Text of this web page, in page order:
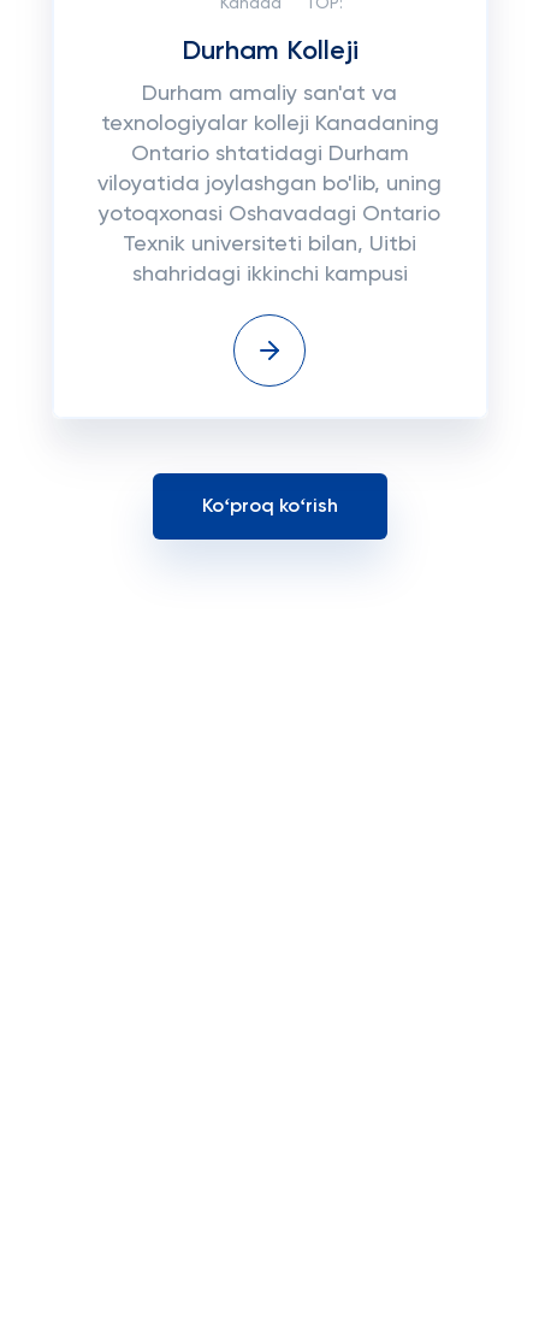
Kanada TOP:
Durham Kolleji
Durham amaliy san'at va
texnologiyalar kolleji Kanadaning
Ontario shtatidagi Durham
viloyatida joylashgan bo'lib, uning
yotoqxonasi Oshavadagi Ontario
Texnik universiteti bilan, Uitbi
shahridagi ikkinchi kampusi
Koʻproq koʻrish